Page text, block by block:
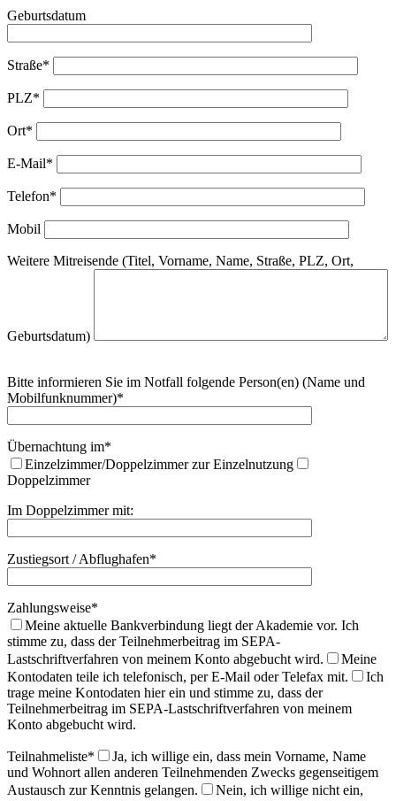
Geburtsdatum
Straße*
PLZ*
Ort*
E-Mail*
Telefon*
Mobil
Weitere Mitreisende (Titel, Vorname, Name, Straße, PLZ, Ort,
Geburtsdatum)
Bitte informieren Sie im Notfall folgende Person(en) (Name und
Mobilfunknummer)*
Übernachtung im*
Einzelzimmer/Doppelzimmer zur Einzelnutzung
Doppelzimmer
Im Doppelzimmer mit:
Zustiegsort / Abflughafen*
Zahlungsweise*
Meine aktuelle Bankverbindung liegt der Akademie vor. Ich
stimme zu, dass der Teilnehmerbeitrag im SEPA-
Lastschriftverfahren von meinem Konto abgebucht wird.
Meine
Kontodaten teile ich telefonisch, per E-Mail oder Telefax mit.
Ich
trage meine Kontodaten hier ein und stimme zu, dass der
Teilnehmerbeitrag im SEPA-Lastschriftverfahren von meinem
Konto abgebucht wird.
Teilnahmeliste*
Ja, ich willige ein, dass mein Vorname, Name
und Wohnort allen anderen Teilnehmenden Zwecks gegenseitigem
Austausch zur Kenntnis gelangen.
Nein, ich willige nicht ein,